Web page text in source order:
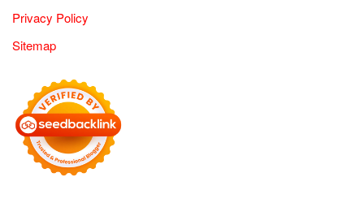
Privacy Policy
Sitemap